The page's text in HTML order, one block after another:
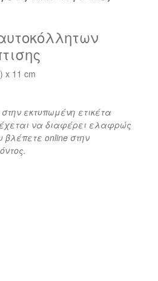
x 11 cm
εκτυπωμένη ετικέτα
να διαφέρει ελαφρώς
online στην